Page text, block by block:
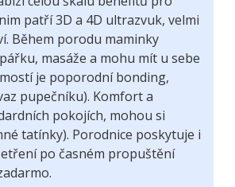
patří 3D a 4D ultrazvuk, velmi
Během porodu maminky
masáže a mohu mít u sebe
je poporodní bonding,
pupečníku). Komfort a
pokojích, mohou si
tatínky). Porodnice poskytuje i
po časném propuštění